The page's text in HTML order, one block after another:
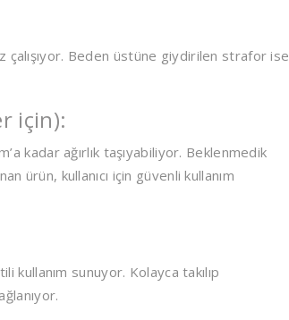
Beden üstüne giydirilen strafor ise
için):
kadar ağırlık taşıyabiliyor. Beklenmedik
ürün, kullanıcı için güvenli kullanım
kullanım sunuyor. Kolayca takılıp